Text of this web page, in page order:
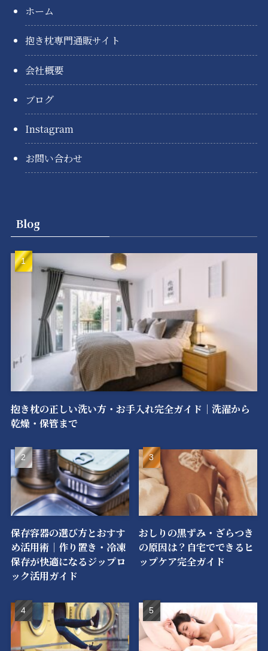
ホーム
抱き枕専門通販サイト
会社概要
ブログ
Instagram
お問い合わせ
Blog
抱き枕の正しい洗い方・お手入れ完全ガイド｜洗濯から
乾燥・保管まで
保存容器の選び方とおすす
め活用術｜作り置き・冷凍
保存が快適になるジップロ
ック活用ガイド
おしりの黒ずみ・ざらつき
の原因は？自宅でできるヒ
ップケア完全ガイド